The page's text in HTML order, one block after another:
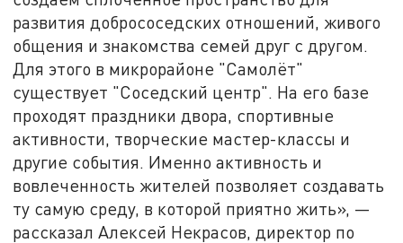
развития добрососедских отношений, живого
общения и знакомства семей друг с другом.
Для этого в микрорайоне "Самолёт"
существует "Соседский центр". На его базе
проходят праздники двора, спортивные
активности, творческие мастер-классы и
другие события. Именно активность и
вовлеченность жителей позволяет создавать
ту самую среду, в которой приятно жить», —
рассказал Алексей Некрасов, директор по